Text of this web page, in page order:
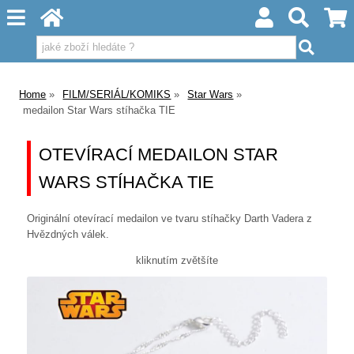
Home FILM/SERIÁL/KOMIKS
Star Wars
medailon Star Wars stíhačka TIE
OTEVÍRACÍ MEDAILON STAR
WARS STÍHAČKA TIE
Originální otevírací medailon ve tvaru stíhačky Darth Vadera z
Hvězdných válek.
kliknutím zvětšíte